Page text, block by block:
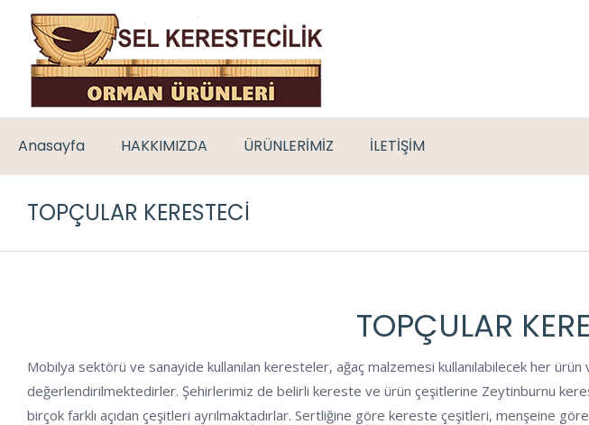
Anasayfa HAKKIMIZDA ÜRÜNLERİMİZ İLETİŞİM
TOPÇULAR KERESTECI
TOPÇULAR
Mobilya sektörü ve sanayide kullanılan keresteler, ağaç malzemesi kullanılabilecek her
değerlendirilmektedirler. Şehirlerimiz de belirli kereste ve ürün çeşitlerine Zeytinburnu
birçok farklı açıdan çeşitleri ayrılmaktadırlar. Sertliğine göre kereste çeşitleri, menşeine